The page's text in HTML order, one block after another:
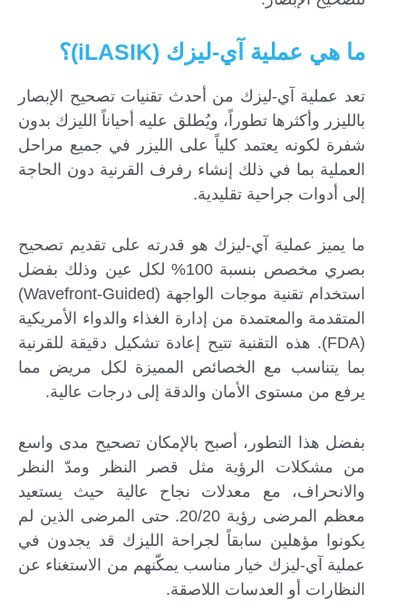
ما هي عملية آي-ليزك (iLASIK)؟
تعد عملية آي-ليزك من أحدث تقنيات تصحيح الإبصار
بالليزر وأكثرها تطوراً، ويُطلق عليه أحياناً الليزك بدون
شفرة لكونه يعتمد كلياً على الليزر في جميع مراحل
العملية بما في ذلك إنشاء رفرف القرنية دون الحاجة
إلى أدوات جراحية تقليدية.
ما يميز عملية آي-ليزك هو قدرته على تقديم تصحيح
بصري مخصص بنسبة 100% لكل عين وذلك بفضل
استخدام تقنية موجات الواجهة (Wavefront-Guided)
المتقدمة والمعتمدة من إدارة الغذاء والدواء الأمريكية
(FDA). هذه التقنية تتيح إعادة تشكيل دقيقة للقرنية
بما يتناسب مع الخصائص المميزة لكل مريض مما
يرفع من مستوى الأمان والدقة إلى درجات عالية.
بفضل هذا التطور، أصبح بالإمكان تصحيح مدى واسع
من مشكلات الرؤية مثل قصر النظر ومدّ النظر
والانحراف، مع معدلات نجاح عالية حيث يستعيد
معظم المرضى رؤية 20/20. حتى المرضى الذين لم
يكونوا مؤهلين سابقاً لجراحة الليزك قد يجدون في
عملية آي-ليزك خيار مناسب يمكّنهم من الاستغناء عن
النظارات أو العدسات اللاصقة.